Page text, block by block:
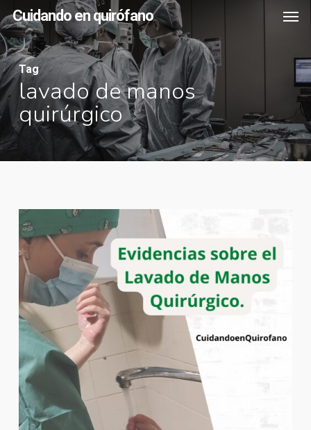
Skip
to
main
content
Cuidando en quirófano
Tag
lavado de manos
quirúrgico